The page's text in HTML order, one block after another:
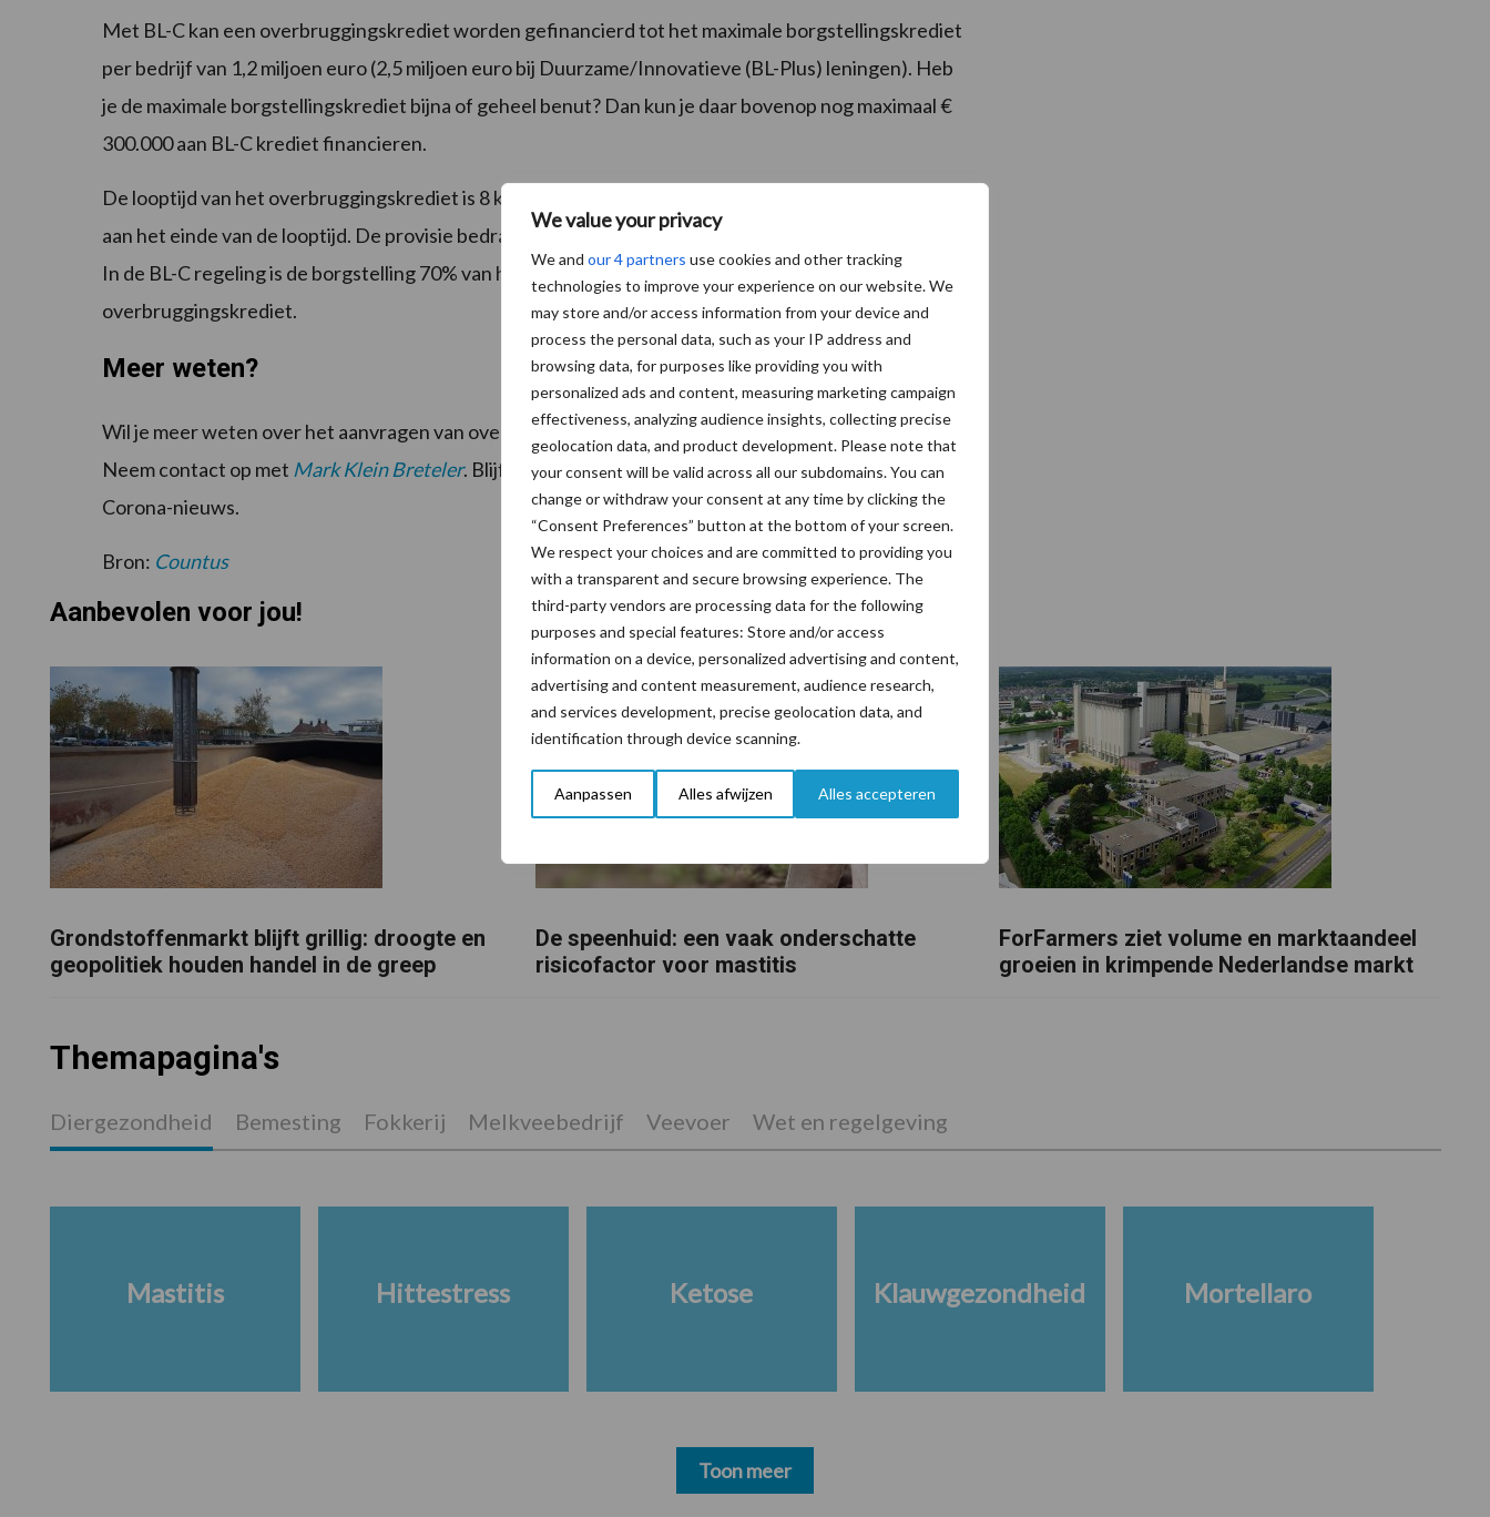
We value your privacy
We and our 4 partners use cookies and other tracking
technologies to improve your experience on our website. We
may store and/or access information from your device and
process the personal data, such as your IP address and
browsing data, for purposes like providing you with
personalized ads and content, measuring marketing campaign
effectiveness, analyzing audience insights, collecting precise
geolocation data, and product development. Please note that
your consent will be valid across all our subdomains. You can
change or withdraw your consent at any time by clicking the
“Consent Preferences” button at the bottom of your screen.
We respect your choices and are committed to providing you
with a transparent and secure browsing experience. The
third-party vendors are processing data for the following
purposes and special features: Store and/or access
information on a device, personalized advertising and content,
advertising and content measurement, audience research,
and services development, precise geolocation data, and
identification through device scanning.
Aanpassen Alles afwijzen Alles accepteren
Met BL-C kan een overbruggingskrediet worden gefinancierd tot het maximale borgstellingskrediet
per bedrijf van 1,2 miljoen euro (2,5 miljoen euro bij Duurzame/Innovatieve (BL-Plus) leningen). Heb
je de maximale borgstellingskrediet bijna of geheel benut? Dan kun je daar bovenop nog maximaal €
300.000 aan BL-C krediet financieren.
De looptijd van het overbruggingskrediet is 8 kwartalen. Het krediet kan lineair worden afgelost of
aan het einde van de looptijd. De provisie bedraagt voor starters 1% en voor overige bedrijven 3%.
In de BL-C regeling is de borgstelling 70% van het totaal aan nieuw te verstrekken
overbruggingskrediet.
Meer weten?
Wil je meer weten over het aanvragen van overbruggingsfinanciering? Countes helpen je graag.
Neem contact op met Mark Klein Breteler. Blijf als ondernemer op de hoogte van het laatste
Corona-nieuws.
Bron: Countus
Aanbevolen voor jou!
Grondstoffenmarkt blijft grillig: droogte en
geopolitiek houden handel in de greep
De speenhuid: een vaak onderschatte
risicofactor voor mastitis
ForFarmers ziet volume en marktaandeel
groeien in krimpende Nederlandse markt
Themapagina's
Diergezondheid Bemesting Fokkerij Melkveebedrijf Veevoer Wet en regelgeving
Mastitis Hittestress Ketose Klauwgezondheid Mortellaro
Toon meer